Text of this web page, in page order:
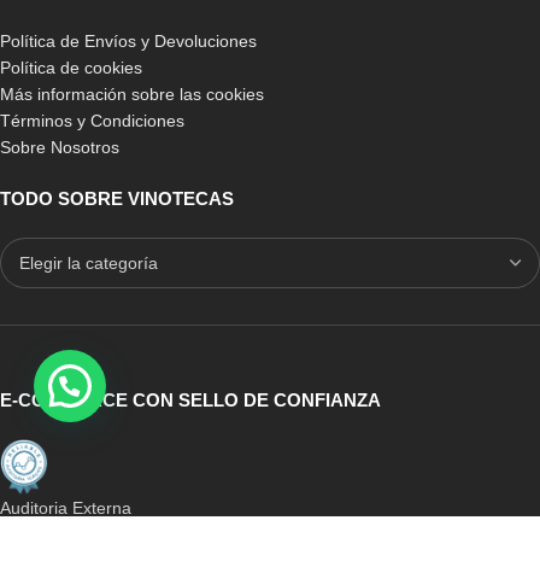
Política de Envíos y Devoluciones
Política de cookies
Más información sobre las cookies
Términos y Condiciones
Sobre Nosotros
TODO SOBRE VINOTECAS
E-COMMERCE CON SELLO DE CONFIANZA
Auditoria Externa